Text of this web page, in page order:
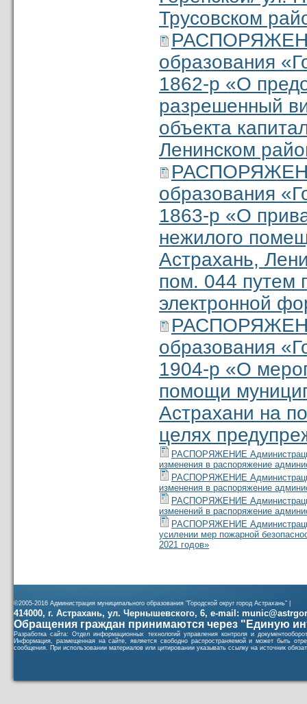
Трусовском
образования
1862-р «О
разрешенный
объекта
Ленинском
образования
1863-р «О
нежилого
Астрахань,
пом. 044 путем
электронной
образования
1904-р «О
помощи
Астрахани на
целях
РАСПОРЯЖЕНИЕ Администрации
изменения в распоряжение
РАСПОРЯЖЕНИЕ Администрации
изменения в распоряжение
РАСПОРЯЖЕНИЕ Администрации
изменений в распоряжение
РАСПОРЯЖЕНИЕ Администрации
усилении мер пожарной
2021 годов»
©2005-2016 Администрация муниципального образования "Городской округ город Астрахань" |
414000, г. Астрахань, ул. Чернышевского, 6, e-mail:
Обращения граждан принимаются через "Единую
Разработка сайта: Отдел информационных технологий управления контроля и
Информация, размещенная на сайте, является свободно распространяемой и может быть
сообщения. При использовании материалов или цитировании указывать ссылку на источник